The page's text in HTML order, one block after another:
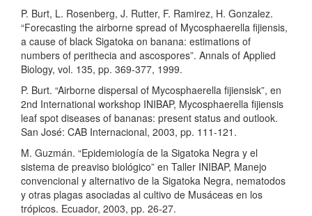
P. Burt, L. Rosenberg, J. Rutter, F. Ramirez, H. Gonzalez.
“Forecasting the airborne spread of Mycosphaerella fijiensis,
a cause of black Sigatoka on banana: estimations of
numbers of perithecia and ascospores”. Annals of Applied
Biology, vol. 135, pp. 369-377, 1999.
P. Burt. “Airborne dispersal of Mycosphaerella fijiensisk”, en
2nd International workshop INIBAP, Mycosphaerella fijiensis
leaf spot diseases of bananas: present status and outlook.
San José: CAB Internacional, 2003, pp. 111-121.
M. Guzmán. “Epidemiología de la Sigatoka Negra y el
sistema de preaviso biológico” en Taller INIBAP, Manejo
convencional y alternativo de la Sigatoka Negra, nematodos
y otras plagas asociadas al cultivo de Musáceas en los
trópicos. Ecuador, 2003, pp. 26-27.